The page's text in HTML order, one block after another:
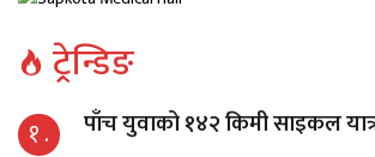
ट्रेन्डिङ
१ . पाँच युवाको १४२ किमी साइकल